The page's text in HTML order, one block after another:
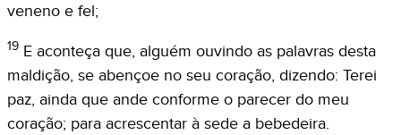
veneno e fel;
19 E aconteça que, alguém ouvindo as palavras desta
maldição, se abençoe no seu coração, dizendo: Terei
paz, ainda que ande conforme o parecer do meu
coração; para acrescentar à sede a bebedeira.